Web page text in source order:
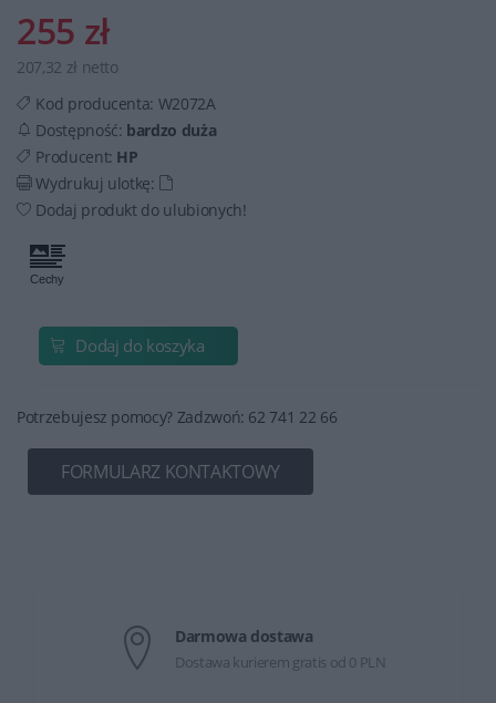
255 zł
207,32 zł netto
Kod producenta: W2072A
Dostępność: bardzo duża
Producent: HP
Wydrukuj ulotkę:
Dodaj produkt do ulubionych!
Dodaj do koszyka
Potrzebujesz pomocy? Zadzwoń: 62 741 22 66
FORMULARZ KONTAKTOWY
Darmowa dostawa
Dostawa kurierem gratis od 0 PLN